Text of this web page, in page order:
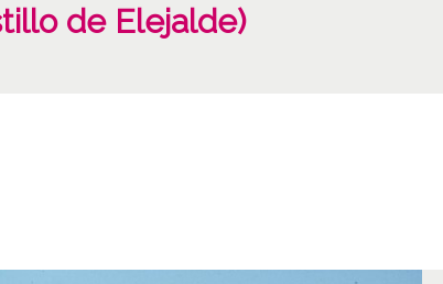
de Elejalde)